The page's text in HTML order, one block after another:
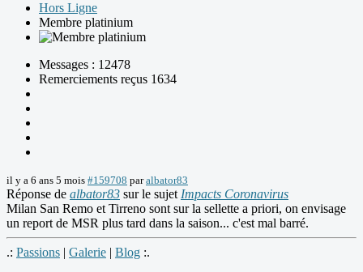
Hors Ligne
Membre platinium
Messages : 12478
Remerciements reçus 1634
il y a 6 ans 5 mois #159708 paralbator83
Réponse de albator83 sur le sujet Impacts Coronavirus
Milan San Remo et Tirreno sont sur la sellette a priori, on envisage
un report de MSR plus tard dans la saison... c'est mal barré.
.: Passions | Galerie | Blog :.